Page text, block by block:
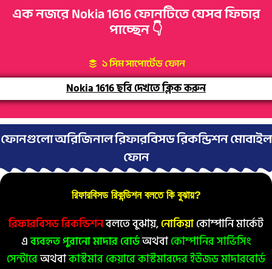
এক নজরে Nokia 1616 ফোনটিতে যেসব ফিচার
পাচ্ছেন 👇
১ সিম সাপোর্টেড ফোন
Nokia 1616 ছবি দেখতে ক্লিক করুন
ফোনগুলো অরিজিনাল রিফারবিসড রিকন্ডিশন মোবাইল
ফোন
রিফারবিসড রিকন্ডিশন বলতে কি বুঝায়?
রিফারবিসড রিকন্ডিশনবলতে বুঝায়,নোকিয়াকোম্পানি মার্কেট
এব্যবহৃত পুরানো মাদার বোর্ডঅথবাকোম্পানির সার্ভিসিং
সেন্টারেঅথবাকাস্টমার কেয়ারে কাস্টমারদের ইউজড মাদারবোর্ড